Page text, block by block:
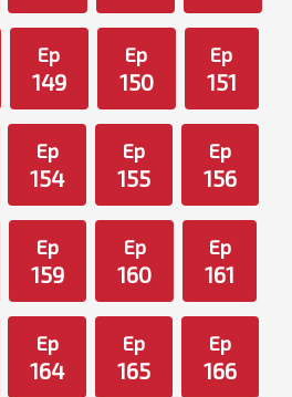
Ep
149
Ep
150
Ep
151
Ep
154
Ep
155
Ep
156
Ep
159
Ep
160
Ep
161
Ep
164
Ep
165
Ep
166